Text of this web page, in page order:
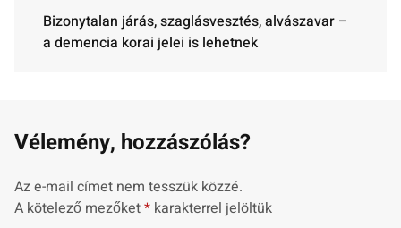
Bizonytalan járás, szaglásvesztés, alvászavar –
a demencia korai jelei is lehetnek
Vélemény, hozzászólás?
Az e-mail címet nem tesszük közzé.
A kötelező mezőket* karakterrel jelöltük